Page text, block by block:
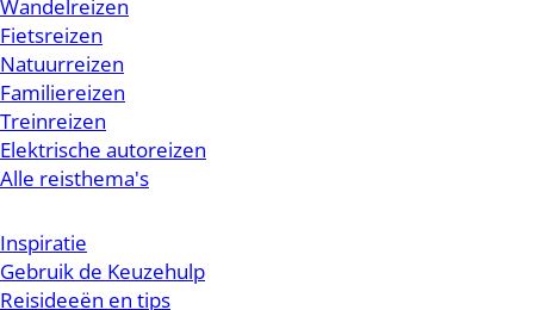
Wandelreizen
Fietsreizen
Natuurreizen
Familiereizen
Treinreizen
Elektrische autoreizen
Alle reisthema's
Inspiratie
Gebruik de Keuzehulp
Reisideeën en tips